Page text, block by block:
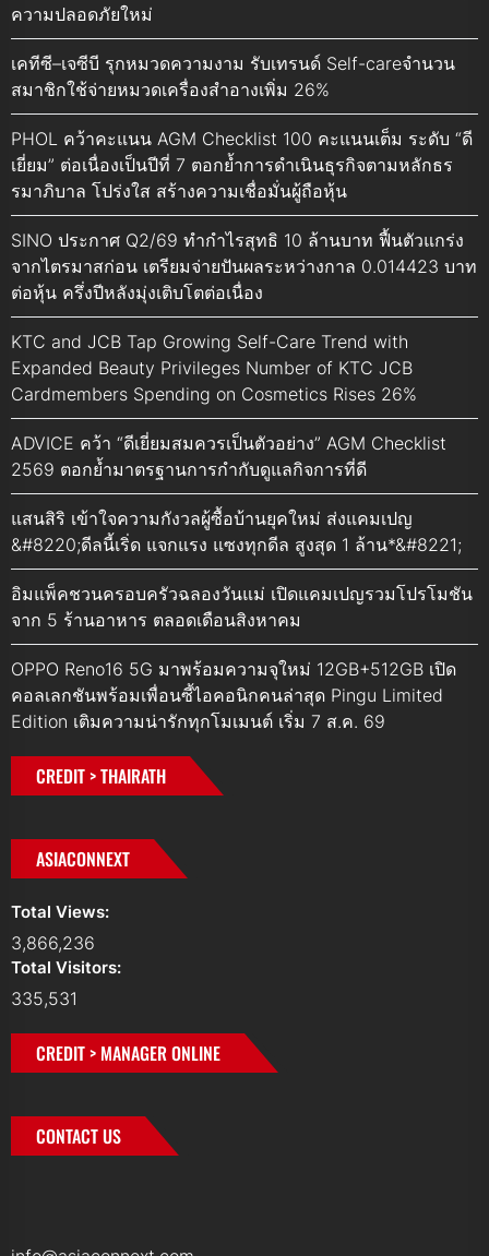
ความปลอดภัยใหม่
เคทีซี–เจซีบี รุกหมวดความงาม รับเทรนด์ Self-careจำนวน
สมาชิกใช้จ่ายหมวดเครื่องสำอางเพิ่ม 26%
PHOL คว้าคะแนน AGM Checklist 100 คะแนนเต็ม ระดับ “ดี
เยี่ยม” ต่อเนื่องเป็นปีที่ 7 ตอกย้ำการดำเนินธุรกิจตามหลักธร
รมาภิบาล โปร่งใส สร้างความเชื่อมั่นผู้ถือหุ้น
SINO ประกาศ Q2/69 ทำกำไรสุทธิ 10 ล้านบาท ฟื้นตัวแกร่ง
จากไตรมาสก่อน เตรียมจ่ายปันผลระหว่างกาล 0.014423 บาท
ต่อหุ้น ครึ่งปีหลังมุ่งเติบโตต่อเนื่อง
KTC and JCB Tap Growing Self-Care Trend with
Expanded Beauty Privileges Number of KTC JCB
Cardmembers Spending on Cosmetics Rises 26%
ADVICE คว้า “ดีเยี่ยมสมควรเป็นตัวอย่าง” AGM Checklist
2569 ตอกย้ำมาตรฐานการกำกับดูแลกิจการที่ดี
แสนสิริ เข้าใจความกังวลผู้ซื้อบ้านยุคใหม่ ส่งแคมเปญ
&#8220;ดีลนี้เริ่ด แจกแรง แซงทุกดีล สูงสุด 1 ล้าน*&#8221;
อิมแพ็คชวนครอบครัวฉลองวันแม่ เปิดแคมเปญรวมโปรโมชัน
จาก 5 ร้านอาหาร ตลอดเดือนสิงหาคม
OPPO Reno16 5G มาพร้อมความจุใหม่ 12GB+512GB เปิด
คอลเลกชันพร้อมเพื่อนซี้ไอคอนิกคนล่าสุด Pingu Limited
Edition เติมความน่ารักทุกโมเมนต์ เริ่ม 7 ส.ค. 69
CREDIT > THAIRATH
ASIACONNEXT
Total Views:
3,866,236
Total Visitors:
335,531
CREDIT > MANAGER ONLINE
CONTACT US